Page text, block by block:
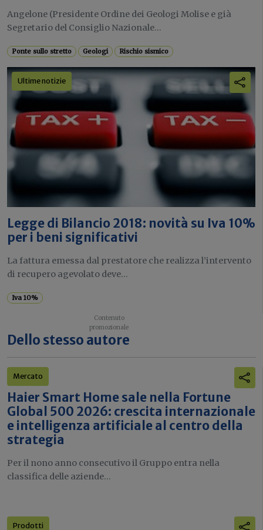
Angelone (Presidente Ordine dei Geologi Molise e già
Segretario del Consiglio Nazionale...
Ponte sullo stretto Geologi Rischio sismico
Ultime notizie
Legge di Bilancio 2018: novità su Iva 10%
per i beni significativi
La fattura emessa dal prestatore che realizza l’intervento
di recupero agevolato deve...
Iva 10%
Dello stesso autore
Mercato
Haier Smart Home sale nella Fortune
Global 500 2026: crescita internazionale
e intelligenza artificiale al centro della
strategia
Per il nono anno consecutivo il Gruppo entra nella
classifica delle aziende...
Prodotti